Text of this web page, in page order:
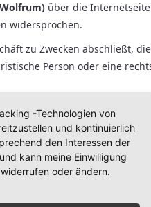
) über die
widersprochen.
zu Zwecken abschließt,
Person oder eine
verbindliches Angebot
-Technologien von
und kontinuierlich
den Interessen der
kann meine Einwilligung
oder ändern.